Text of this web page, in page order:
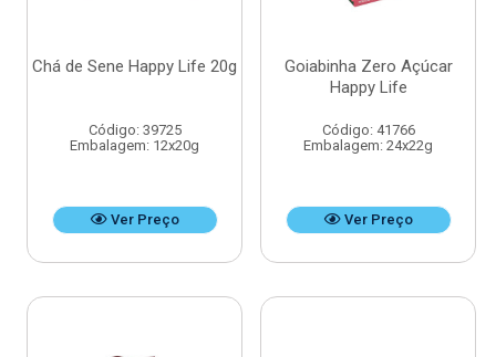
Chá de Sene Happy Life 20g
Código: 39725
Embalagem: 12x20g
Ver Preço
Goiabinha Zero Açúcar
Happy Life
Código: 41766
Embalagem: 24x22g
Ver Preço